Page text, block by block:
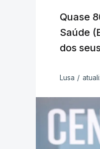
Quase
Saúde
dos
Lusa /